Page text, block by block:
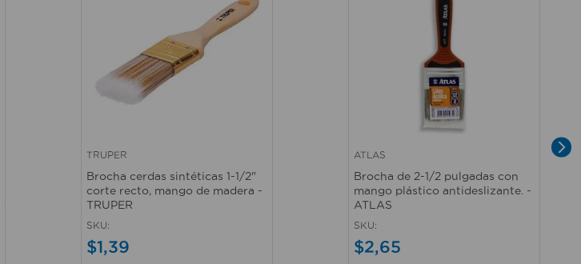
Vista rápida
TRUPER
Brocha cerdas sintéticas 1-1/2"
corte recto, mango de madera -
TRUPER
SKU:
$1,39
Vista rápida
ATLAS
Brocha de 2-1/2 pulgadas con
mango plástico antideslizante. -
ATLAS
SKU:
$2,65